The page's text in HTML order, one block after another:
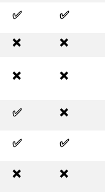
✅ ✅
❌ ❌
❌ ❌
✅ ❌
✅ ✅
❌ ❌